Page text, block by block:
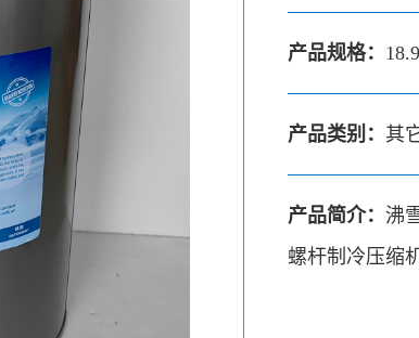
产品规格：
产品类别： 其
产品简介： 沸
螺杆制冷压缩机